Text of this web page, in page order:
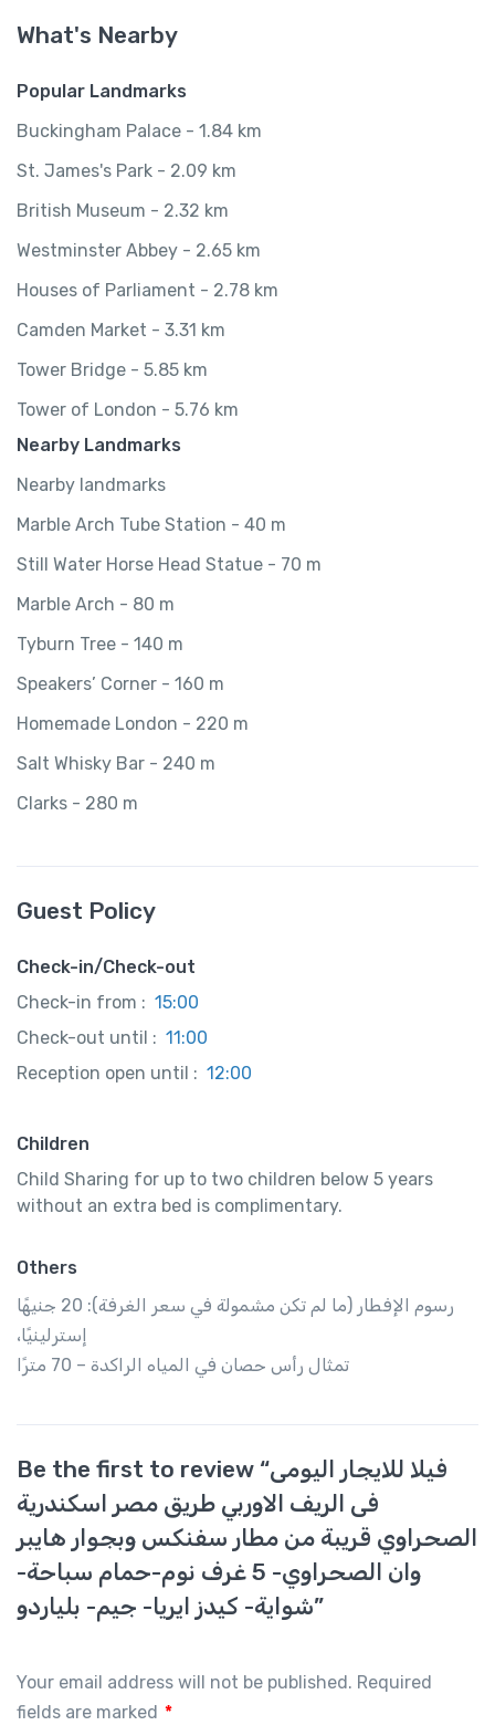
What's Nearby
Popular Landmarks
Buckingham Palace - 1.84 km
St. James's Park - 2.09 km
British Museum - 2.32 km
Westminster Abbey - 2.65 km
Houses of Parliament - 2.78 km
Camden Market - 3.31 km
Tower Bridge - 5.85 km
Tower of London - 5.76 km
Nearby Landmarks
Nearby landmarks
Marble Arch Tube Station - 40 m
Still Water Horse Head Statue - 70 m
Marble Arch - 80 m
Tyburn Tree - 140 m
Speakers’ Corner - 160 m
Homemade London - 220 m
Salt Whisky Bar - 240 m
Clarks - 280 m
Guest Policy
Check-in/Check-out
Check-in from : 15:00
Check-out until : 11:00
Reception open until : 12:00
Children
Child Sharing for up to two children below 5 years
without an extra bed is complimentary.
Others
رسوم الإفطار (ما لم تكن مشمولة في سعر الغرفة): 20 جنيهًا
إسترلينيًا،
تمثال رأس حصان في المياه الراكدة – 70 مترًا
Be the first to review “فيلا للايجار اليومى
فى الريف الاوربي طريق مصر اسكندرية
الصحراوي قريبة من مطار سفنكس وبجوار هايبر
وان الصحراوي- 5 غرف نوم-حمام سباحة-
شواية- كيدز ايريا- جيم- بلياردو”
Your email address will not be published. Required
fields are marked *